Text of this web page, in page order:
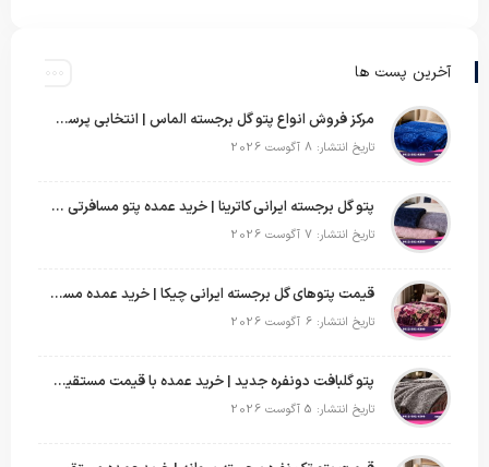
آخرین پست ها
مرکز فروش انواع پتو گل برجسته الماس | انتخابی پرسود برای عمده‌فروشان
تاریخ انتشار: 8 آگوست 2026
پتو گل برجسته ایرانی کاترینا | خرید عمده پتو مسافرتی با قیمت تولیدی
تاریخ انتشار: 7 آگوست 2026
قیمت پتوهای گل برجسته ایرانی چیکا | خرید عمده مستقیم با سود بالا
تاریخ انتشار: 6 آگوست 2026
پتو گلبافت دونفره جدید | خرید عمده با قیمت مستقیم و طرح‌های پرفروش بازار
تاریخ انتشار: 5 آگوست 2026